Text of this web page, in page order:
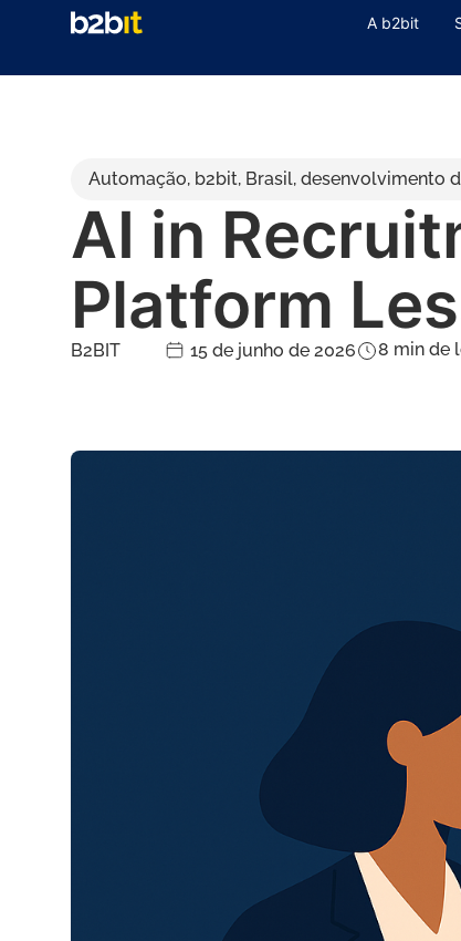
A b2bit
Automação, b2bit, Brasil, desenvolvimento
AI in
Platform
B2BIT 15 de junho de 2026 8 min de